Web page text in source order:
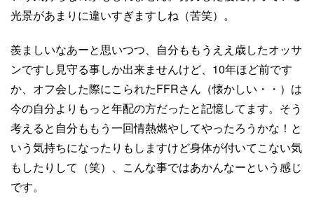
光景があまりに違いすぎますしね（苦笑）。
羨ましいなあーと思いつつ、自分ももうええ歳したオッサ
ンですし見守る事しか出来ませんけど、10年ほど前です
か、オフ会した際にこられたFFRさん（懐かしい・・）は
今の自分よりもっと年配の方だったと記憶してます。そう
考えると自分ももう一回情熱燃やしてやったろうかな！と
いう気持ちになったりもしますけど身体が付いてこない気
もしたりして（笑）、こんな事ではあかんなーという感じ
です。